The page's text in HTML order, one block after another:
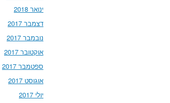
ינואר 2018
דצמבר 2017
נובמבר 2017
אוקטובר 2017
ספטמבר 2017
אוגוסט 2017
יולי 2017